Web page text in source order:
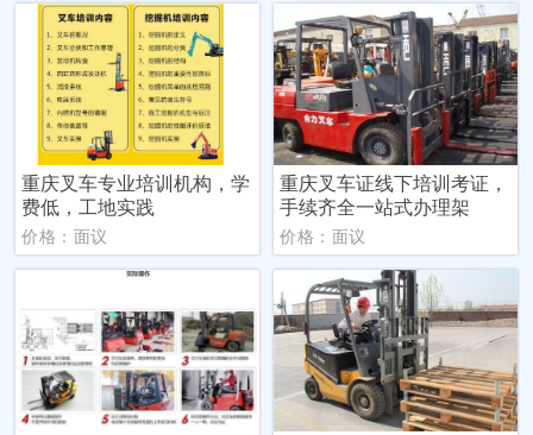
重庆叉车专业培训机构，学
费低，工地实践
价格：面议
重庆叉车证线下培训考证，
手续齐全一站式办理架
价格：面议